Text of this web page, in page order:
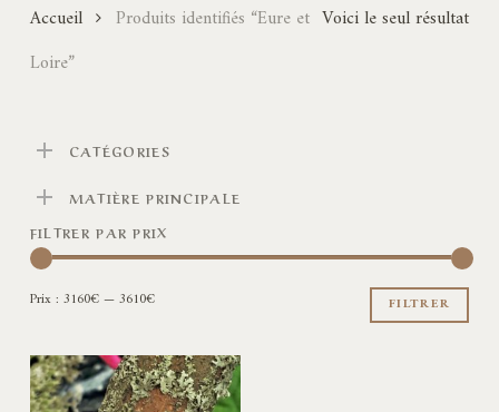
Voici le seul résultat
Accueil
Produits identifiés “Eure et
Loire”
CATÉGORIES
MATIÈRE PRINCIPALE
FILTRER PAR PRIX
FILTRER
Prix : 3160€—3610€